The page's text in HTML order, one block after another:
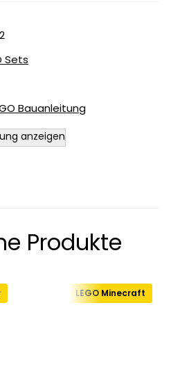
Sets
Bauanleitung
anzeigen
Produkte
LEGO Minecraft